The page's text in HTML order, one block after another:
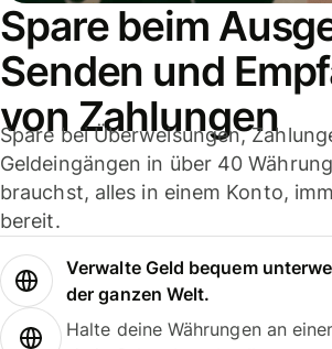
Spare beim
Senden und
von Zahlungen
Spare bei Überweisungen,
Geldeingängen in über 40
brauchst, alles in einem Konto,
bereit.
Verwalte Geld bequem
der ganzen Welt.
Halte deine Währungen an